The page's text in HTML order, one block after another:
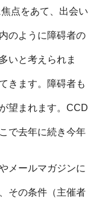
点をあて、 出会い
のように障碍者の
いと考えられま
きます。 障碍者も
望まれます。 CCD
で去年に続き今年
メールマガジンに
その条件（主催者